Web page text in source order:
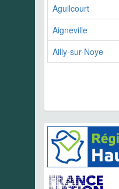
Aguilcourt
Aigneville
Ailly-sur-Noye